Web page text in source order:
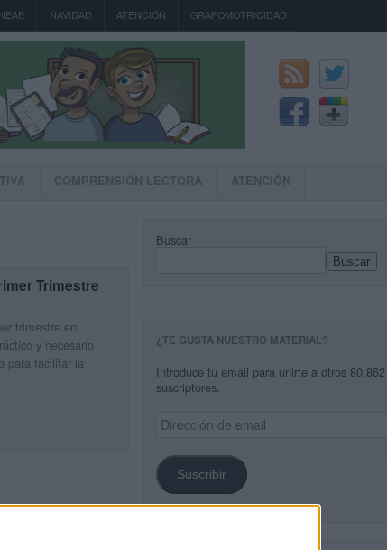
NEAE NAVIDAD ATENCIÓN GRAFOMOTRICIDAD
COMPRENSIÓN LECTORA ATENCIÓN
Trimestre
trimestre en
y necesario
para facilitar la
Buscar
Buscar
¿TE GUSTA NUESTRO MATERIAL?
Introduce tu email para unirte a otros 80.862
suscriptores.
Dirección
de
Suscribir